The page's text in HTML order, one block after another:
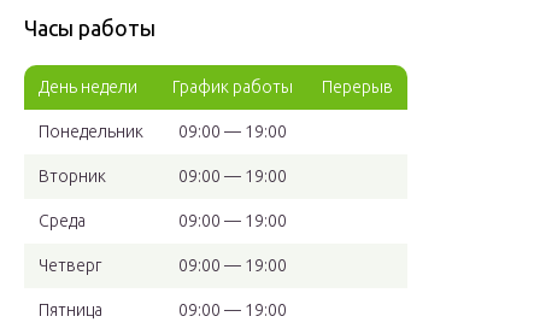
Часы работы
День недели График работы Перерыв
Понедельник 09:00 — 19:00
Вторник 09:00 — 19:00
Среда 09:00 — 19:00
Четверг 09:00 — 19:00
Пятница 09:00 — 19:00